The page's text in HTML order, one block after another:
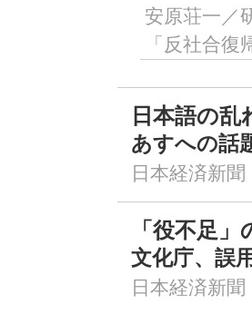
安原荘一／
「反社合
日本語の
あすへの話
日本経済新
「役不足
文化庁、誤
日本経済新